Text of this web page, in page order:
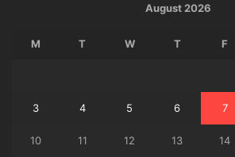
August 2026
M T W T F
3 4 5 6 7
10 11 12 13 14